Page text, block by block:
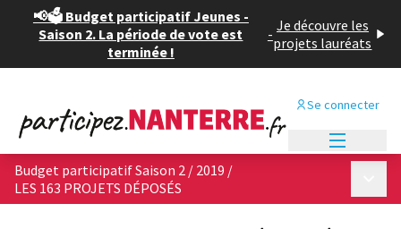
📢🗳️ Budget participatif Jeunes -
Saison 2. La période de vote est
terminée !
- Je découvre les
projets lauréats
Se connecter
Budget participatif Saison 2 / 2019 /
LES 163 PROJETS DÉPOSÉS